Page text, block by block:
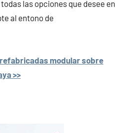
las opciones que desee en
al entono de
modular sobre
>>